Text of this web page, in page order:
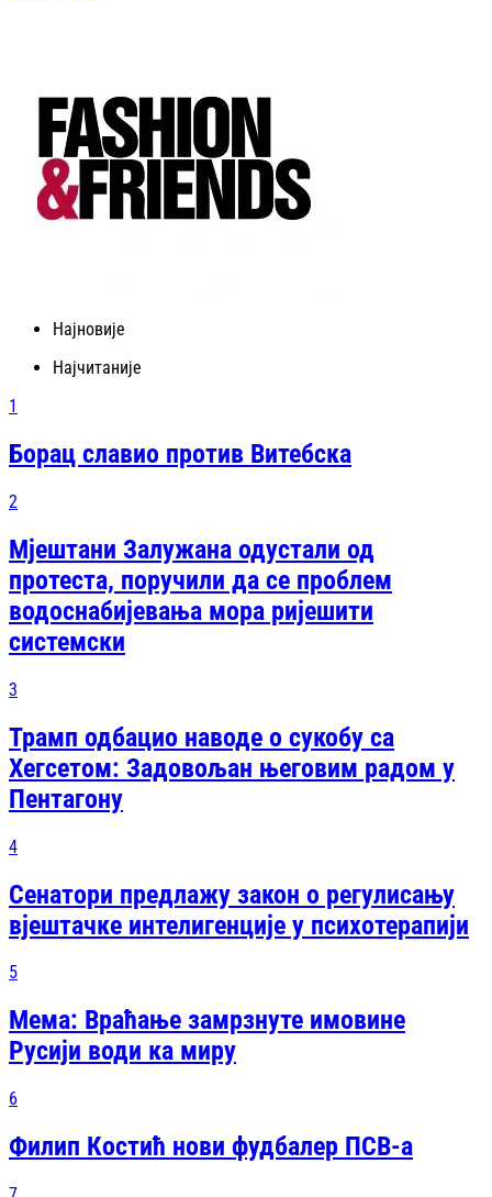
Најновије
Најчитаније
1
Борац славио против Витебска
2
Мјештани Залужана одустали од
протеста, поручили да се проблем
водоснабијевања мора ријешити
системски
3
Трамп одбацио наводе о сукобу са
Хегсетом: Задовољан његовим радом у
Пентагону
4
Сенатори предлажу закон о регулисању
вјештачке интелигенције у психотерапији
5
Мема: Враћање замрзнуте имовине
Русији води ка миру
6
Филип Костић нови фудбалер ПСВ-а